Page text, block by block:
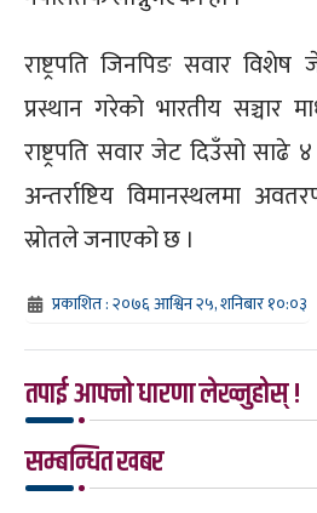
राष्ट्रपति जिनपिङ सवार
प्रस्थान गरेको भारतीय सञ्चार
राष्ट्रपति सवार जेट दिउँसो साढे
अन्तर्राष्टिय विमानस्थलमा
स्रोतले जनाएको छ ।
प्रकाशित : २०७६ आश्विन २५, शनिबार १०:०३
तपाई आफ्नो धारणा लेख्नुहोस् !
सम्बन्धित खबर